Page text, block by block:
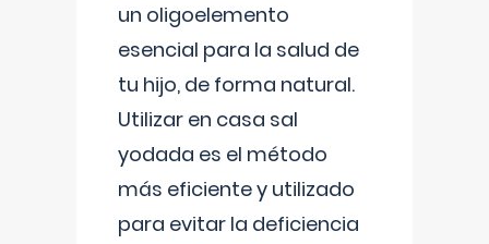
un oligoelemento
esencial para la salud de
tu hijo, de forma natural.
Utilizar en casa sal
yodada es el método
más eficiente y utilizado
para evitar la deficiencia